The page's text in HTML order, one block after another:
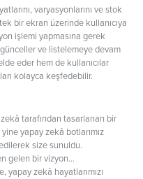
varyasyonlarını ve stok
bir ekran üzerinde kullanıcıya
işlemi yapmasına gerek
günceller ve listelemeye devam
eder hem de kullanıcılar
kolayca keşfedebilir.
tarafından tasarlanan bir
yapay zekâ botlarımız
size sunuldu.
gelen bir vizyon…
yapay zekâ hayatlarımızı